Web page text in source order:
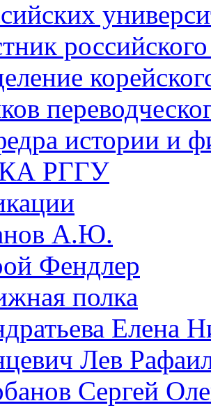
истории и
РГГУ
А.Ю.
Фендлер
полка
Елена
Лев
Сергей